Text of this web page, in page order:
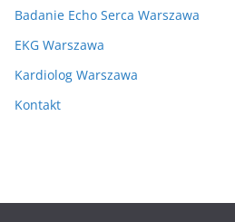
Badanie Echo Serca Warszawa
EKG Warszawa
Kardiolog Warszawa
Kontakt